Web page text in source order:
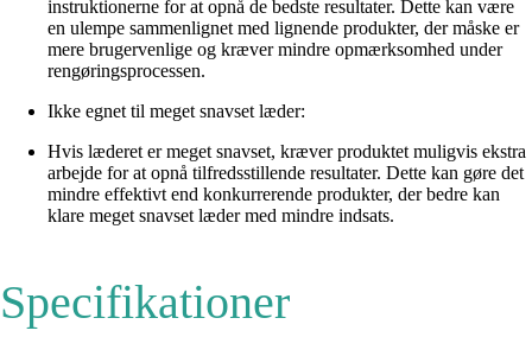
instruktionerne for at opnå de bedste resultater. Dette kan være
en ulempe sammenlignet med lignende produkter, der måske er
mere brugervenlige og kræver mindre opmærksomhed under
rengøringsprocessen.
Ikke egnet til meget snavset læder:
Hvis læderet er meget snavset, kræver produktet muligvis ekstra
arbejde for at opnå tilfredsstillende resultater. Dette kan gøre det
mindre effektivt end konkurrerende produkter, der bedre kan
klare meget snavset læder med mindre indsats.
Specifikationer